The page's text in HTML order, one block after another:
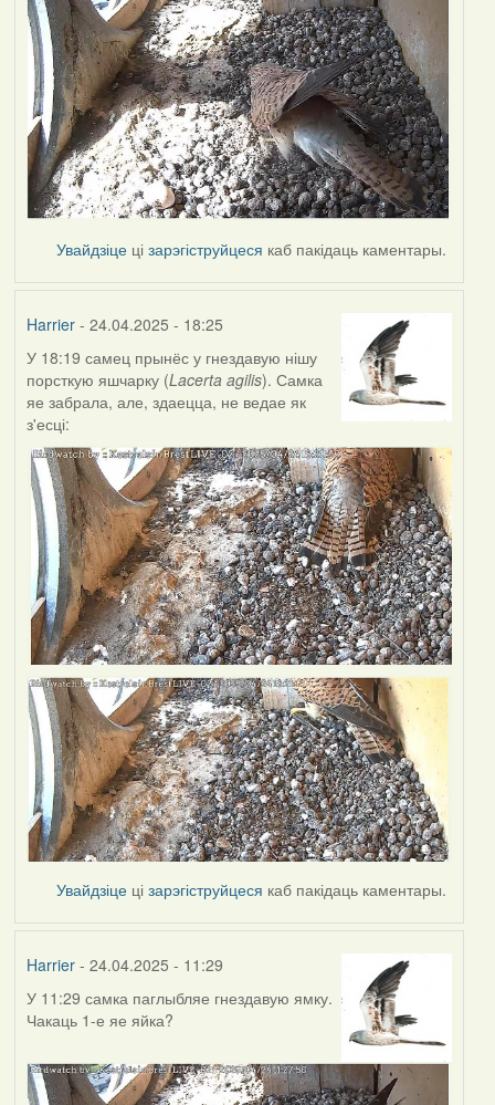
Увайдзіце цізарэгіструйцеся каб пакідаць каментары.
Harrier- 24.04.2025 - 18:25
У 18:19 самец прынёс у гнездавую нішу
порсткую яшчарку (Lacerta agilis). Самка
яе забрала, але, здаецца, не ведае як
з'есці:
Увайдзіце цізарэгіструйцеся каб пакідаць каментары.
Harrier- 24.04.2025 - 11:29
У 11:29 самка паглыбляе гнездавую ямку.
Чакаць 1-е яе яйка?